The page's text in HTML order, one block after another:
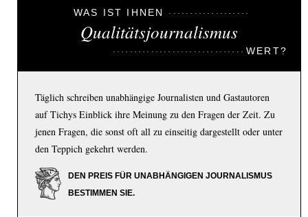
WAS IST IHNEN
Qualitätsjournalismus
WERT?
Täglich schreiben unabhängige Journalisten und Gastautoren
auf Tichys Einblick ihre Meinung zu den Fragen der Zeit. Zu
jenen Fragen, die sonst oft all zu einseitig dargestellt oder unter
den Teppich gekehrt werden.
DEN PREIS FÜR UNABHÄNGIGEN JOURNALISMUS
BESTIMMEN SIE.